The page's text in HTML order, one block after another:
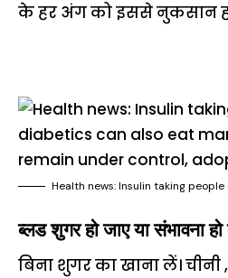
के हर अंग को इससे नुकसान
Health news: Insulin taking
ब्लड शुगर हो जाए या संभावना
बिना शुगर का खाना लें। चीनी